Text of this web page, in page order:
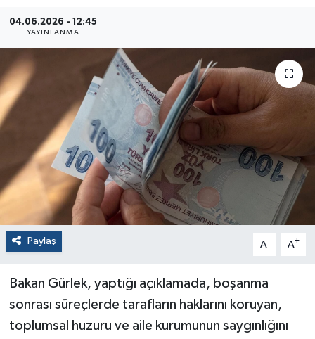
04.06.2026 - 12:45
YAYINLANMA
Paylaş A- A+
Bakan Gürlek, yaptığı açıklamada, boşanma
sonrası süreçlerde tarafların haklarını koruyan,
toplumsal huzuru ve aile kurumunun saygınlığını